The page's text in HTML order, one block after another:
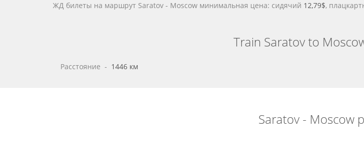
ЖД билеты на маршрут Saratov - Moscow минимальная цена: сидячий 12,79$,
Train Saratov to
Расстояние - 1446 км
Saratov - Moscow